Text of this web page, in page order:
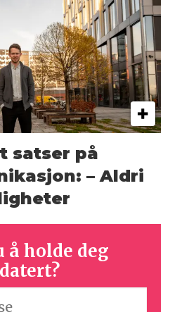
satser på
– Aldri
å holde deg